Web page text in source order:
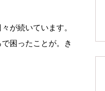
が続いています。
困ったことが。き